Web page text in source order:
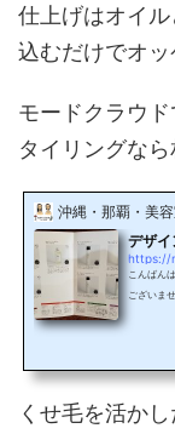
仕上げはオイ
込むだけでオッ
モードクラウ
タイリングなら
沖縄・那覇・美
デザ
https://
こんばん
ございま
が出来ま
くせ毛を活か